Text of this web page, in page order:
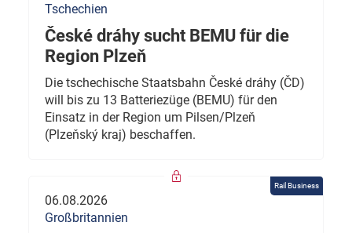
Tschechien
České dráhy sucht BEMU für die
Region Plzeň
Die tschechische Staatsbahn České dráhy (ČD)
will bis zu 13 Batteriezüge (BEMU) für den
Einsatz in der Region um Pilsen/Plzeň
(Plzeňský kraj) beschaffen.
Rail Business
06.08.2026
Großbritannien